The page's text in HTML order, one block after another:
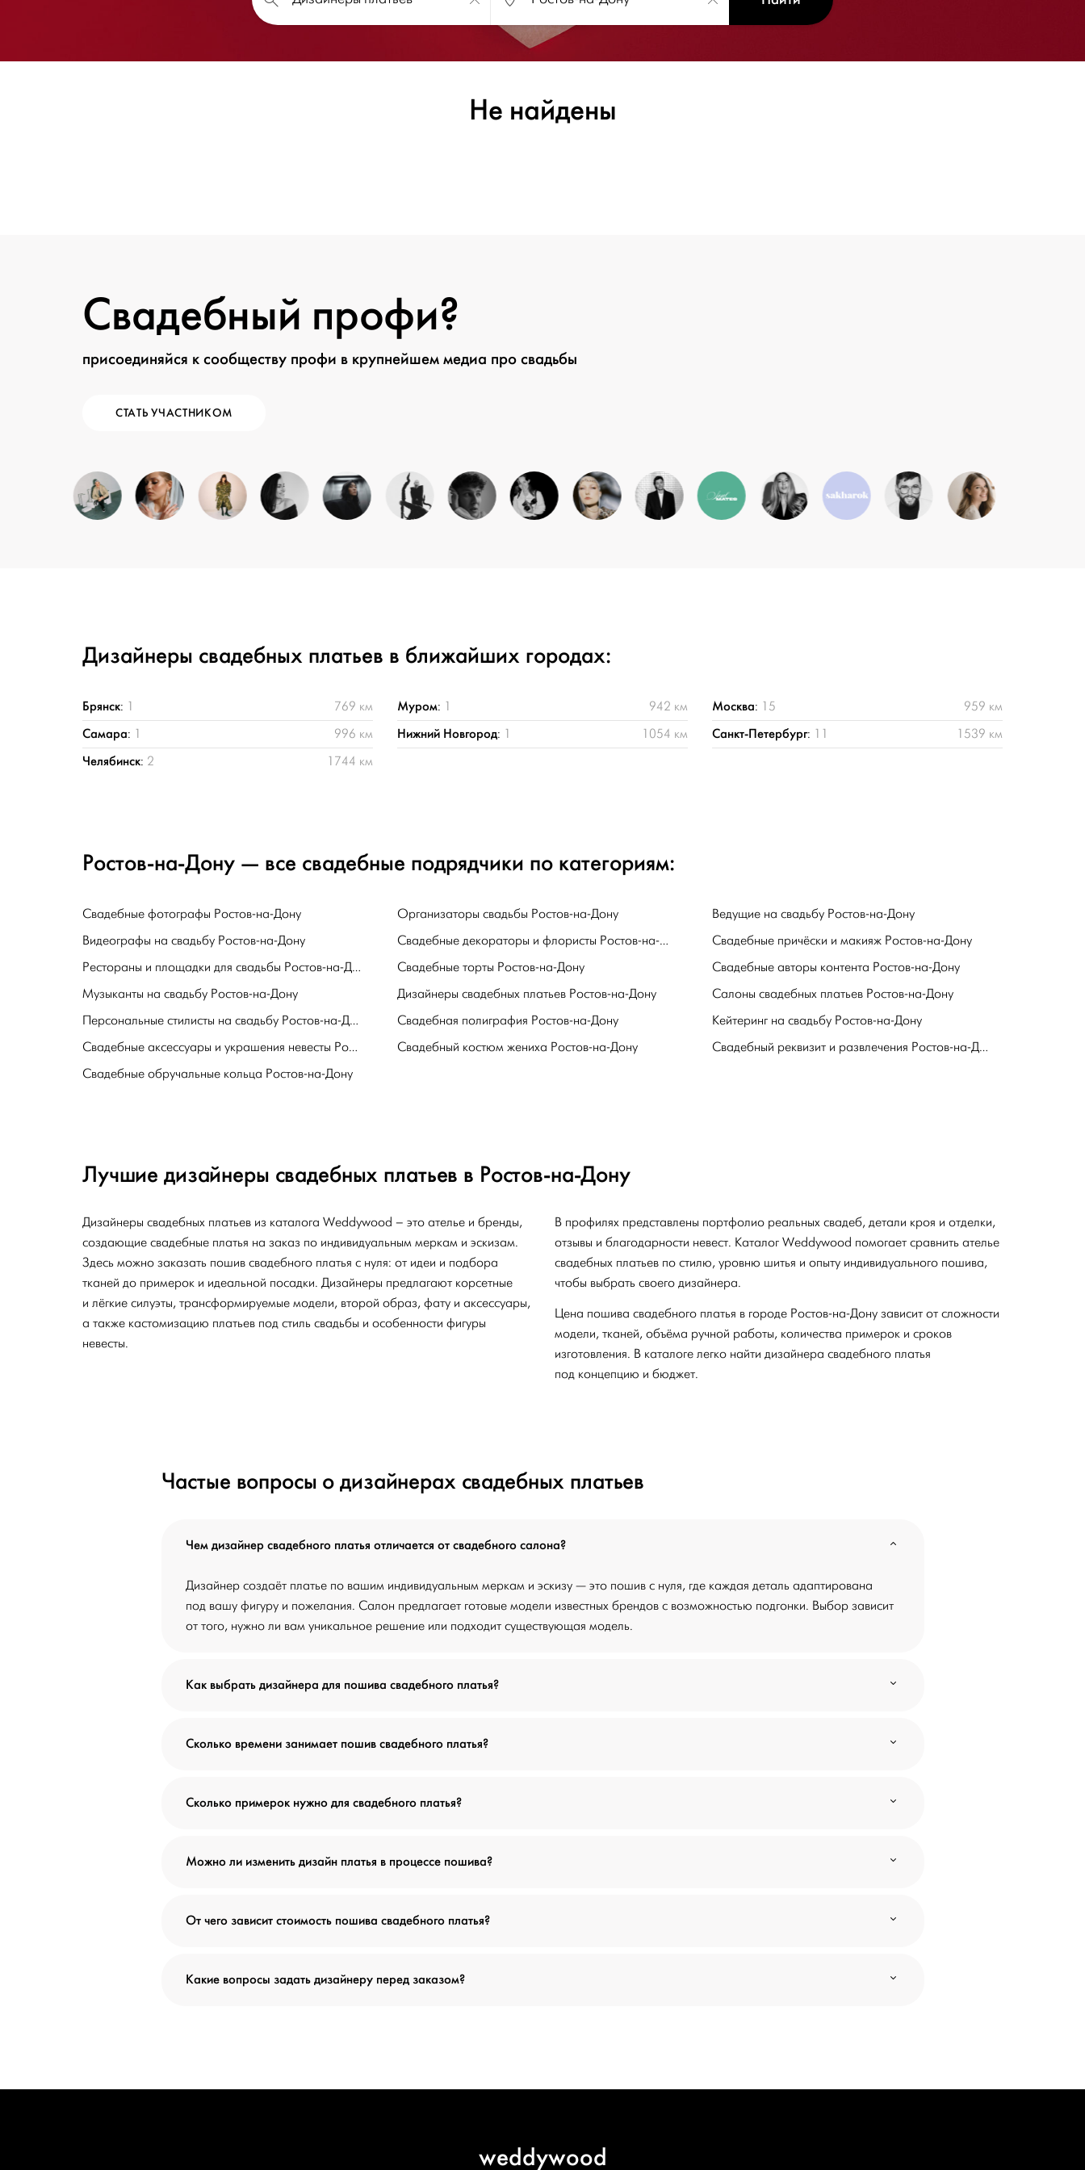
Не найдены
Свадебный профи?
присоединяйся к сообществу профи в крупнейшем медиа про свадьбы
СТАТЬ УЧАСТНИКОМ
Дизайнеры свадебных платьев в ближайших городах:
Брянск: 1 769 км Муром: 1 942 км Москва: 15 959 км
Самара: 1 996 км Нижний Новгород: 1 1054 км Санкт-Петербург: 11 1539 км
Челябинск: 2 1744 км
Ростов-на-Дону — все свадебные подрядчики по категориям:
Свадебные фотографы Ростов-на-Дону Организаторы свадьбы Ростов-на-Дону
Ведущие на свадьбу Ростов-на-Дону
Видеографы на свадьбу Ростов-на-Дону
Свадебные декораторы и флористы Ростов-на-Дону
Свадебные причёски и макияж Ростов-на-Дону
Рестораны и площадки для свадьбы Ростов-на-Дону
Свадебные торты Ростов-на-Дону
Свадебные авторы контента Ростов-на-Дону
Музыканты на свадьбу Ростов-на-Дону
Дизайнеры свадебных платьев Ростов-на-Дону
Салоны свадебных платьев Ростов-на-Дону
Персональные стилисты на свадьбу Ростов-на-Дону
Свадебная полиграфия Ростов-на-Дону
Кейтеринг на свадьбу Ростов-на-Дону
Свадебные аксессуары и украшения невесты Ростов-на-Дону
Свадебный костюм жениха Ростов-на-Дону
Свадебный реквизит и развлечения Ростов-на-Дону
Свадебные обручальные кольца Ростов-на-Дону
Лучшие дизайнеры свадебных платьев в Ростов-на-Дону
Дизайнеры свадебных платьев из каталога Weddywood – это ателье и бренды,
создающие свадебные платья на заказ по индивидуальным меркам и эскизам.
Здесь можно заказать пошив свадебного платья с нуля: от идеи и подбора
тканей до примерок и идеальной посадки. Дизайнеры предлагают корсетные
и лёгкие силуэты, трансформируемые модели, второй образ, фату и аксессуары,
а также кастомизацию платьев под стиль свадьбы и особенности фигуры
невесты.
В профилях представлены портфолио реальных свадеб, детали кроя и отделки,
отзывы и благодарности невест. Каталог Weddywood помогает сравнить ателье
свадебных платьев по стилю, уровню шитья и опыту индивидуального пошива,
чтобы выбрать своего дизайнера.
Цена пошива свадебного платья в городе Ростов-на-Дону зависит от сложности
модели, тканей, объёма ручной работы, количества примерок и сроков
изготовления. В каталоге легко найти дизайнера свадебного платья
под концепцию и бюджет.
Частые вопросы о дизайнерах свадебных платьев
Чем дизайнер свадебного платья отличается от свадебного салона?
Дизайнер создаёт платье по вашим индивидуальным меркам и эскизу — это пошив с нуля, где каждая деталь адаптирована
под вашу фигуру и пожелания. Салон предлагает готовые модели известных брендов с возможностью подгонки. Выбор зависит
от того, нужно ли вам уникальное решение или подходит существующая модель.
Как выбрать дизайнера для пошива свадебного платья?
Сколько времени занимает пошив свадебного платья?
Сколько примерок нужно для свадебного платья?
Можно ли изменить дизайн платья в процессе пошива?
От чего зависит стоимость пошива свадебного платья?
Какие вопросы задать дизайнеру перед заказом?
weddywood